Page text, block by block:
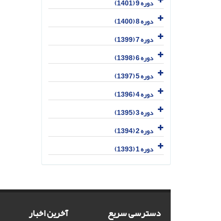
دوره 9 (1401)
دوره 8 (1400)
دوره 7 (1399)
دوره 6 (1398)
دوره 5 (1397)
دوره 4 (1396)
دوره 3 (1395)
دوره 2 (1394)
دوره 1 (1393)
دسترسی سریع آخرین اخبار